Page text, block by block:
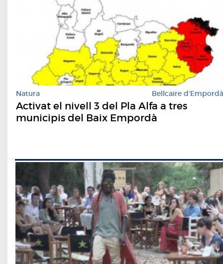
Natura Bellcaire d'Empordà
Activat el nivell 3 del Pla Alfa a tres
municipis del Baix Empordà